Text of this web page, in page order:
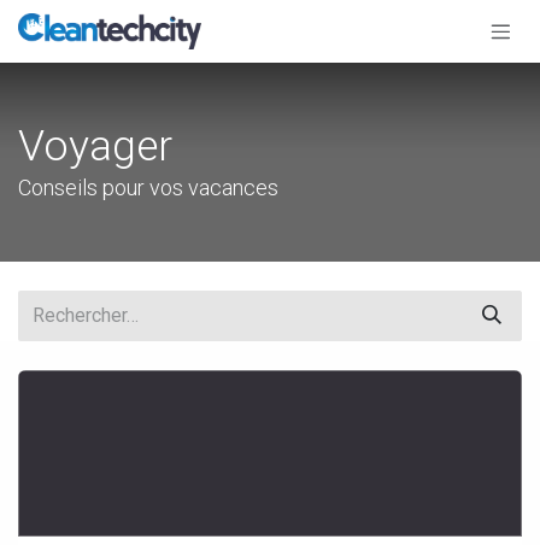
Se rendre au contenu
Voyager
Conseils pour vos vacances